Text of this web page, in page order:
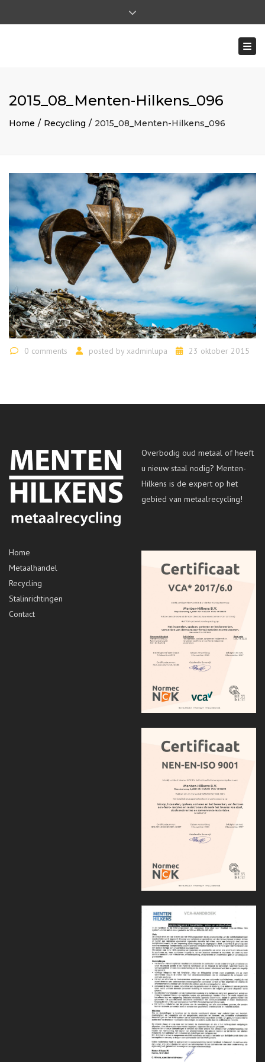
Close top bar
2015_08_Menten-Hilkens_096
Home Recycling 2015_08_Menten-Hilkens_096
0 comments posted by xadminlupa 23 oktober 2015
Overbodig oud metaal of heeft
u nieuw staal nodig? Menten-
Hilkens is de expert op het
gebied van metaalrecycling!
Home
Metaalhandel
Recycling
Stalinrichtingen
Contact